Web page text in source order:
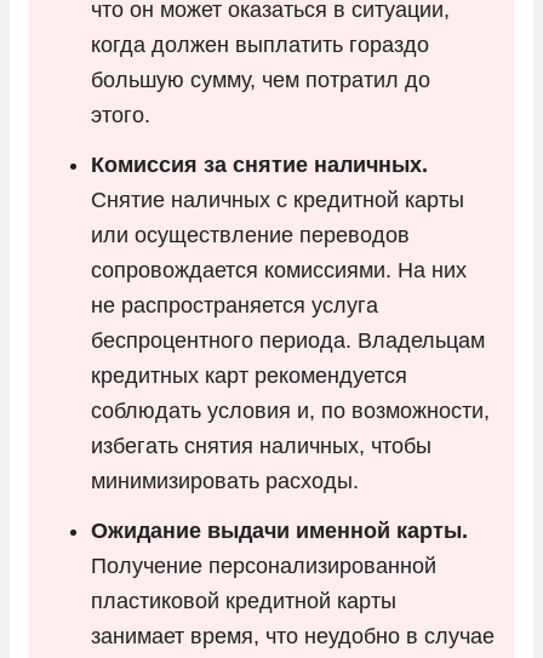
что он может оказаться в ситуации,
когда должен выплатить гораздо
большую сумму, чем потратил до
этого.
Комиссия за снятие наличных.
Снятие наличных с кредитной карты
или осуществление переводов
сопровождается комиссиями. На них
не распространяется услуга
беспроцентного периода. Владельцам
кредитных карт рекомендуется
соблюдать условия и, по возможности,
избегать снятия наличных, чтобы
минимизировать расходы.
Ожидание выдачи именной карты.
Получение персонализированной
пластиковой кредитной карты
занимает время, что неудобно в случае